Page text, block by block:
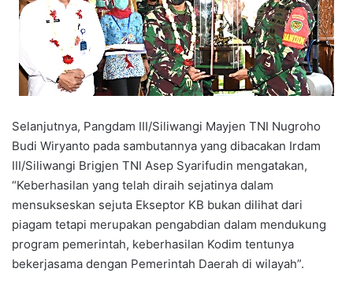
Selanjutnya, Pangdam III/Siliwangi Mayjen TNI Nugroho
Budi Wiryanto pada sambutannya yang dibacakan Irdam
III/Siliwangi Brigjen TNI Asep Syarifudin mengatakan,
“Keberhasilan yang telah diraih sejatinya dalam
mensukseskan sejuta Ekseptor KB bukan dilihat dari
piagam tetapi merupakan pengabdian dalam mendukung
program pemerintah, keberhasilan Kodim tentunya
bekerjasama dengan Pemerintah Daerah di wilayah”.